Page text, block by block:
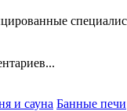
и сауна Банные печи